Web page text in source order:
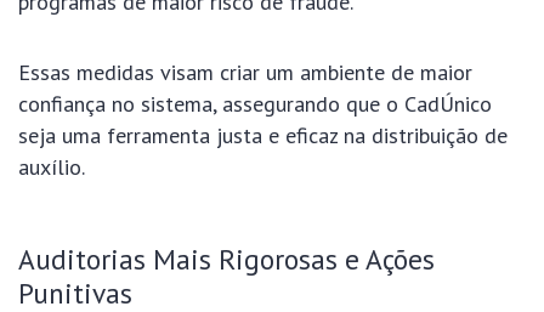
Essas medidas visam criar um ambiente de maior
confiança no sistema, assegurando que o CadÚnico
seja uma ferramenta justa e eficaz na distribuição de
auxílio.
Auditorias Mais Rigorosas e Ações
Punitivas